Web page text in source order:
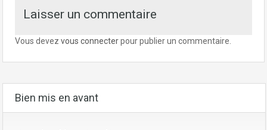
Laisser un commentaire
Vous devez vous connecterpour publier un commentaire.
Bien mis en avant